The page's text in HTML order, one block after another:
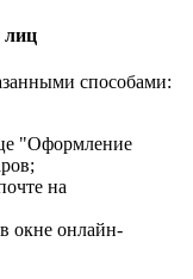
лиц
способами:
"Оформление
на
окне онлайн-